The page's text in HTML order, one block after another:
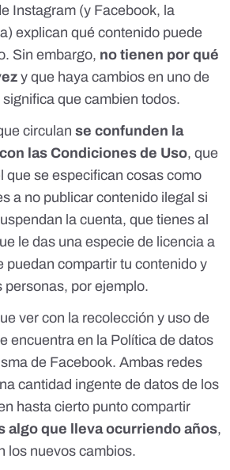
Instagram (y Facebook, la
explican qué contenido puede
Sin embargo, no tienen por qué
y que haya cambios en uno de
que cambien todos.
circulan se confunden la
las Condiciones de Uso, que
que se especifican cosas como
a no publicar contenido ilegal si
la cuenta, que tienes al
le das una especie de licencia a
puedan compartir tu contenido y
personas, por ejemplo.
ver con la recolección y uso de
encuentra en la Política de datos
de Facebook. Ambas redes
cantidad ingente de datos de los
hasta cierto punto compartir
algo que lleva ocurriendo años,
los nuevos cambios.